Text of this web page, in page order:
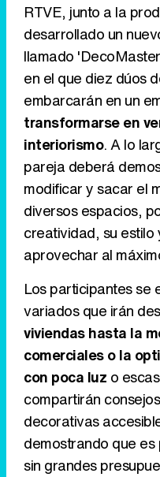
RTVE, junto a la
desarrollado un
llamado
en el que diez dúos
embarcarán en un
transformarse en
interiorismo. A lo
pareja deberá
modificar y sacar el
diversos espacios,
creatividad, su estilo
aprovechar al
Los participantes se
variados que irán
viviendas hasta la
comerciales o la
con poca luz o
compartirán
decorativas
demostrando que
sin grandes